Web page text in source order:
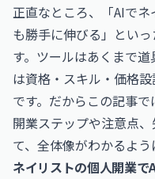
正直なところ、「AIで
も勝手に伸びる」とい
す。ツールはあくまで
は資格・スキル・価格
です。だからこの記事で
開業ステップや注意点
て、全体像がわかるよう
ネイリストの個人開業